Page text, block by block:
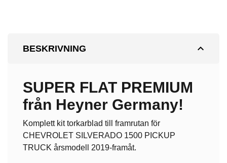
expand_less
BESKRIVNING
SUPER FLAT PREMIUM
från Heyner Germany!
Komplett kit torkarblad till framrutan för
CHEVROLET SILVERADO 1500 PICKUP
TRUCK årsmodell 2019-framåt.